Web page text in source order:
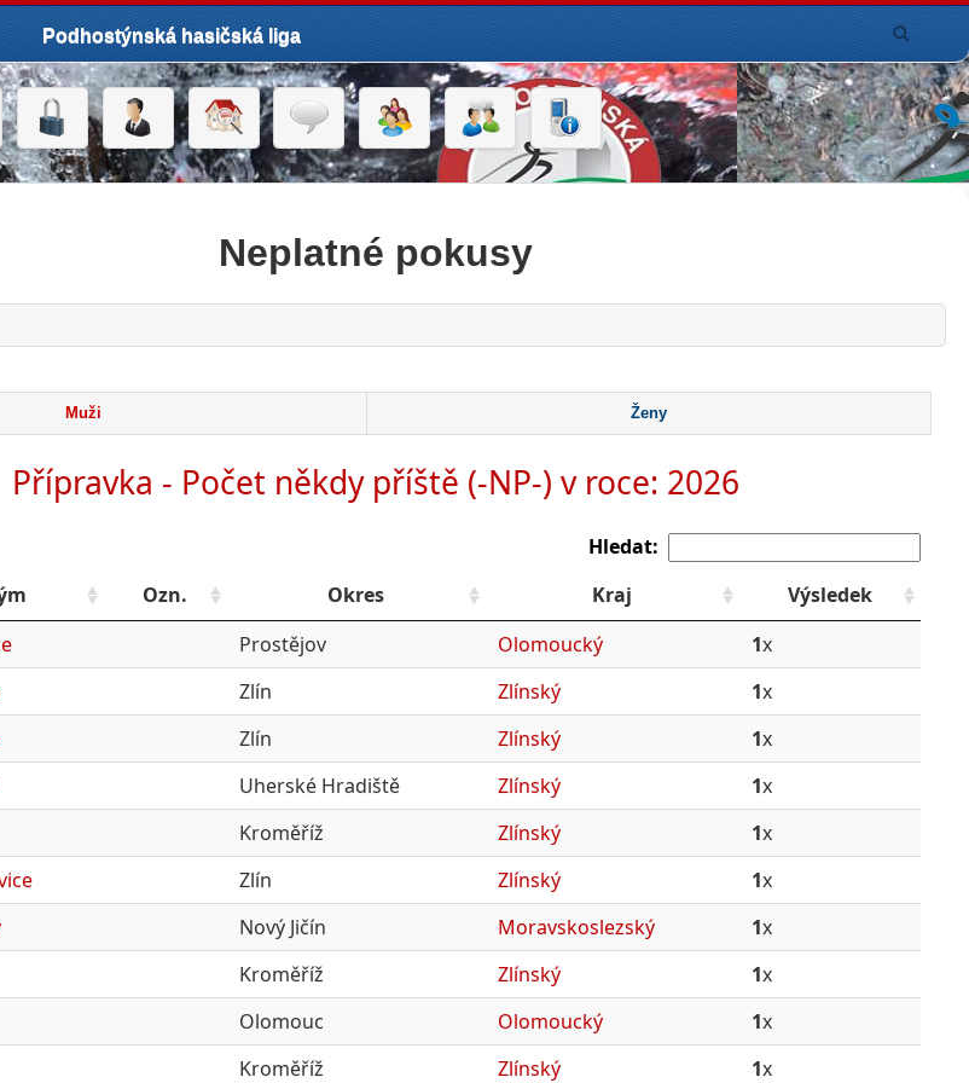
Podhostýnská hasičská liga
Neplatné pokusy
Muži Ženy
Přípravka - Počet někdy příště (-NP-) v roce: 2026
Hledat:
Ozn. Okres Kraj
Výsledek
Prostějov Olomoucký 1x
Zlín Zlínský 1x
Zlín Zlínský 1x
Uherské Hradiště Zlínský 1x
Kroměříž Zlínský 1x
Zlín Zlínský 1x
Nový Jičín Moravskoslezský 1x
Kroměříž Zlínský 1x
Olomouc Olomoucký 1x
Kroměříž Zlínský 1x